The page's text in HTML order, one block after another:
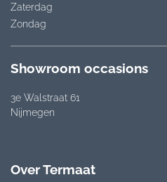
Zaterdag
Zondag
Showroom occasions
3e Walstraat 61
Nijmegen
Over Termaat